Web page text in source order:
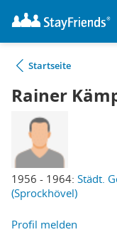
Startseite
Rainer
1956 - 1964: Städt.
(Sprockhövel)
Profil melden